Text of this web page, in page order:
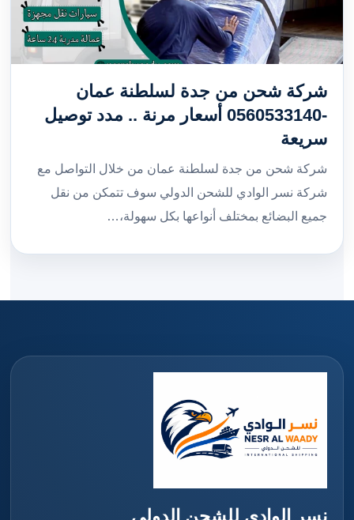
شركة شحن من جدة لسلطنة عمان
-0560533140 أسعار مرنة .. مدد توصيل
سريعة
شركة شحن من جدة لسلطنة عمان من خلال التواصل مع
شركة نسر الوادي للشحن الدولي سوف تتمكن من نقل
جميع البضائع بمختلف أنواعها بكل سهولة،…
نسر الوادي للشحن الدولي